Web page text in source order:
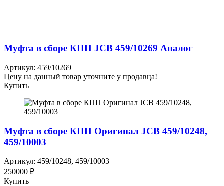
Муфта в сборе КПП JCB 459/10269 Аналог
Артикул: 459/10269
Цену на данный товар уточните у продавца!
Купить
Муфта в сборе КПП Оригинал JCB 459/10248,
459/10003
Артикул: 459/10248, 459/10003
250000 ₽
Купить